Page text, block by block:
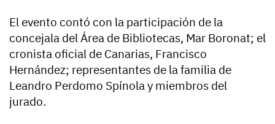
El evento contó con la participación de la
concejala del Área de Bibliotecas, Mar Boronat; el
cronista oficial de Canarias, Francisco
Hernández; representantes de la familia de
Leandro Perdomo Spínola y miembros del
jurado.